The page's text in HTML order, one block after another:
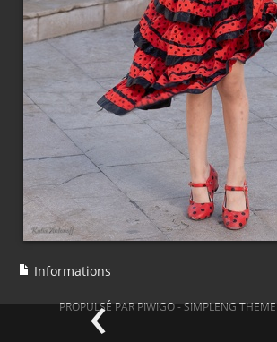
‹
Informations
PROPULSÉ PARPIWIGO-SIMPLENG THEME